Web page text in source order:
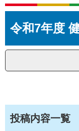
へ
文令和7年度
投稿内容一覧